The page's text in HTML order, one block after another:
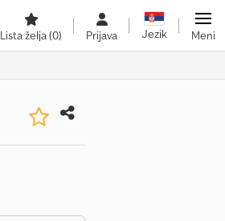
Lista želja(0) Prijava Jezik Meni